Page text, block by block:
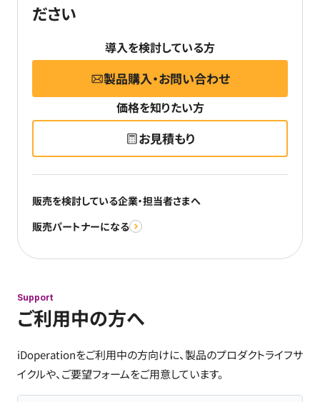
ださい
価格を知りたい方
お見積もり
導入を検討している方
製品購入・お問い合わせ
販売を検討している企業・担当者さまへ
販売パートナーになる
Support
ご利用中の方へ
iDoperationをご利用中の方向けに、製品のプロダクトライフサ
イクルや、ご要望フォームをご用意しています。